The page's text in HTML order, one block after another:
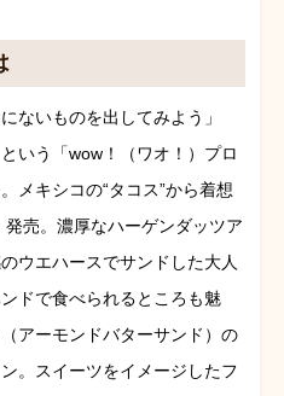
ないものを出してみよう」
いう「wow！（ワオ！）プロ
メキシコの“タコス”から着想
売。濃厚なハーゲンダッツア
ウエハースでサンドした大人
ドで食べられるところも魅
アーモンドバターサンド）の
。スイーツをイメージしたフ